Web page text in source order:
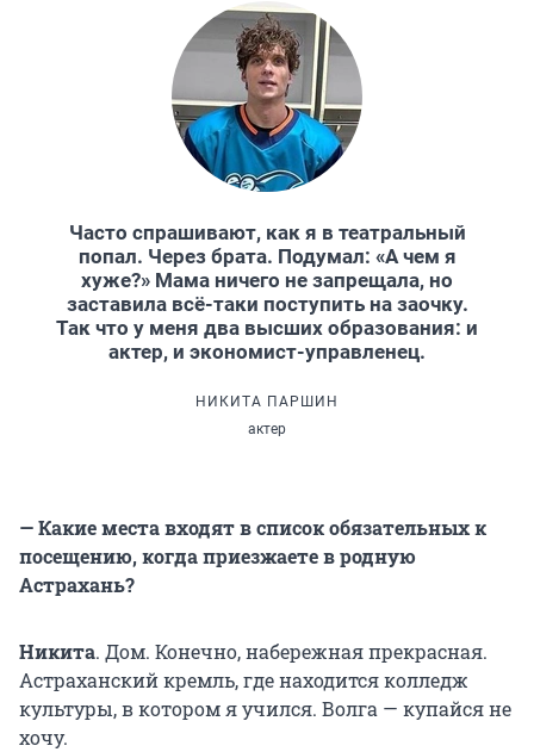
Часто спрашивают, как я в театральный
попал. Через брата. Подумал: «А чем я
хуже?» Мама ничего не запрещала, но
заставила всё-таки поступить на заочку.
Так что у меня два высших образования: и
актер, и экономист-управленец.
НИКИТА ПАРШИН
актер
— Какие места входят в список обязательных к
посещению, когда приезжаете в родную
Астрахань?
Никита. Дом. Конечно, набережная прекрасная.
Астраханский кремль, где находится колледж
культуры, в котором я учился. Волга — купайся не
хочу.